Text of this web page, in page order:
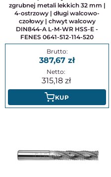
zgrubnej metali lekkich 32 mm |
4-ostrzowy | długi walcowo-
czołowy | chwyt walcowy
DIN844-A L-M-WR HSS-E -
FENES 0641-512-114-520
387,67
315,18
KUP